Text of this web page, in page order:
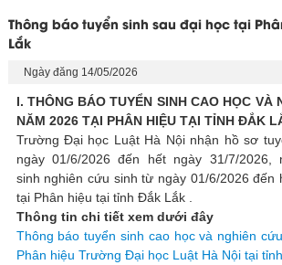
Thông báo tuyển sinh sau đại học tại
Lắk
Ngày đăng 14/05/2026
I. THÔNG BÁO TUYỂN SINH CAO HỌC VÀ
NĂM 2026 TẠI PHÂN HIỆU TẠI TỈNH ĐẮK
Trường Đại học Luật Hà Nội nhận hồ sơ
ngày 01/6/2026 đến hết ngày 31/7/
sinh nghiên cứu sinh từ ngày 01/6/2026 đến
tại Phân hiệu tại tỉnh Đắk Lắk .
Thông tin chi tiết xem dưới đây
Thông báo tuyển sinh cao học và nghiên
Phân hiệu Trường Đại học Luật Hà Nội tại